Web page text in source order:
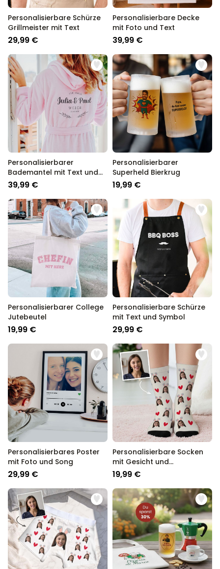
Personalisierbare Schürze
Grillmeister mit Text
29,99 €
Personalisierbare Decke
mit Foto und Text
39,99 €
Personalisierbarer
Bademantel mit Text und
Kranz
39,99 €
Personalisierbarer
Superheld Bierkrug
19,99 €
Personalisierbarer College
Jutebeutel
19,99 €
Personalisierbare Schürze
mit Text und Symbol
29,99 €
Personalisierbares Poster
mit Foto und Song
29,99 €
Personalisierbare Socken
mit Gesicht und
Hasenohren
19,99 €